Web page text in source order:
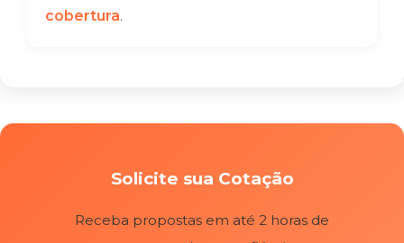
cobertura.
Solicite sua Cotação
Receba propostas em até 2 horas de